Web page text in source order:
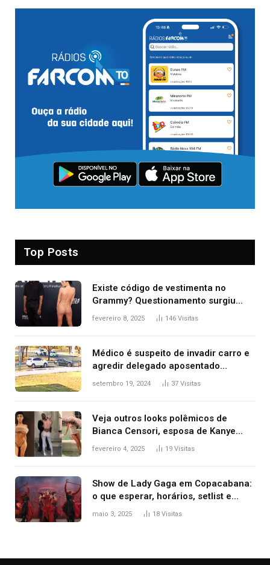
Top Posts
Existe código de vestimenta no
Grammy? Questionamento surgiu
após Bianca Censori, mulher de
fevereiro 8, 2025 146 Visitas
Médico é suspeito de invadir carro e
agredir delegado aposentado
durante confusão no trânsito
setembro 19, 2024 37 Visitas
Veja outros looks polêmicos de
Bianca Censori, esposa de Kanye
West que apareceu nua no Grammy
fevereiro 4, 2025 19 Visitas
Show de Lady Gaga em Copacabana:
o que esperar, horários, setlist e
onde assistir
maio 3, 2025 18 Visitas